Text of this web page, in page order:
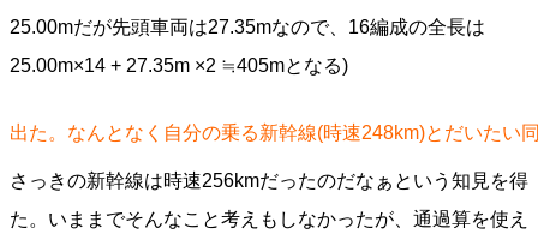
25.00mだが先頭車両は27.35mなので、16編成の全長は
25.00m×14 + 27.35m ×2 ≒405mとなる)
出た。なんとなく自分の乗る新幹線(時速248km)とだいたい
さっきの新幹線は時速256kmだったのだなぁという知見を得
た。いままでそんなこと考えもしなかったが、通過算を使え